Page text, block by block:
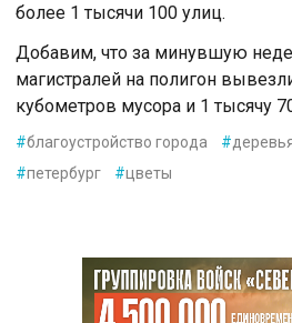
более 1 тысячи 100 улиц.
Добавим, что за минувшую
магистралей на полигон
кубометров мусора и 1 тысячу
#благоустройство города #
#петербург #цветы